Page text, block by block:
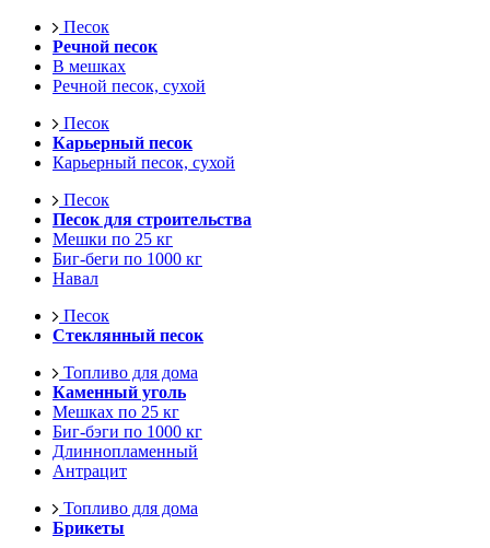
Песок
Речной песок
В мешках
Речной песок, сухой
Песок
Карьерный песок
Карьерный песок, сухой
Песок
Песок для строительства
Мешки по 25 кг
Биг-беги по 1000 кг
Навал
Песок
Стеклянный песок
Топливо для дома
Каменный уголь
Мешках по 25 кг
Биг-бэги по 1000 кг
Длиннопламенный
Антрацит
Топливо для дома
Брикеты